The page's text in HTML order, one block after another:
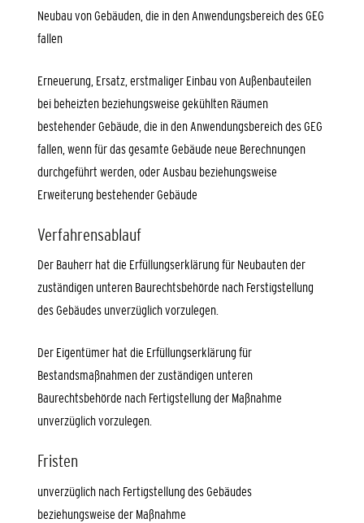
Neubau von Gebäuden, die in den Anwendungsbereich des GEG
fallen
Erneuerung, Ersatz, erstmaliger Einbau von Außenbauteilen
bei beheizten beziehungsweise gekühlten Räumen
bestehender Gebäude, die in den Anwendungsbereich des GEG
fallen, wenn für das gesamte Gebäude neue Berechnungen
durchgeführt werden, oder Ausbau beziehungsweise
Erweiterung bestehender Gebäude
Verfahrensablauf
Der Bauherr hat die Erfüllungserklärung für Neubauten der
zuständigen unteren Baurechtsbehörde nach Ferstigstellung
des Gebäudes unverzüglich vorzulegen.
Der Eigentümer hat die Erfüllungserklärung für
Bestandsmaßnahmen der zuständigen unteren
Baurechtsbehörde nach Fertigstellung der Maßnahme
unverzüglich vorzulegen.
Fristen
unverzüglich nach Fertigstellung des Gebäudes
beziehungsweise der Maßnahme